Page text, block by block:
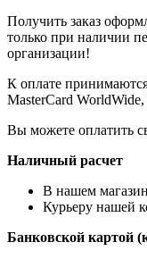
Получить заказ
только при наличии
организации!
К оплате
MasterCard
Вы можете оплатить
Наличный расчет
В нашем
Курьеру нашей
Банковской картой